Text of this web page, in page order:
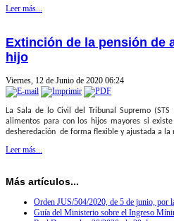
Leer más...
Extinción de la pensión de
hijo
Viernes, 12 de Junio de 2020 06:24
La Sala de lo Civil del Tribunal Supremo
alimentos para con los hijos mayores si
desheredación de forma flexible y ajustada a
Leer más...
Más artículos...
Orden JUS/504/2020, de 5 de junio, por
Guía del Ministerio sobre el Ingreso